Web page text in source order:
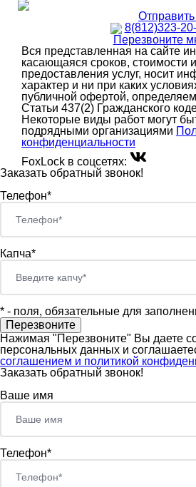
Отправить
8(812)323-
Перезвоните
Вся представленная на сайте
касающаяся сроков, стоимости
предоставления услуг, носит
характер и ни при каких
публичной офертой,
Статьи 437(2) Гражданского
Некоторые виды работ могут
подрядными организациями
конфиденциальности
FoxLock в соцсетях:
Заказать обратный звонок!
Телефон*
Капча*
* - поля, обязательные для
Нажимая "Перезвоните" Вы даете
персональных данных и
соглашением и политикой
Заказать обратный звонок!
Ваше имя
Телефон*